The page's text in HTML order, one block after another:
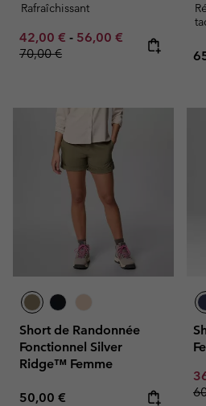
Rafraîchissant
Minimum sale price:
42,00 € - Maximum sale price:
56,00 € Regular price:
70,00 €
Short de Randonnée
Fonctionnel Silver
Ridge™ Femme
Regular price:
50,00 €